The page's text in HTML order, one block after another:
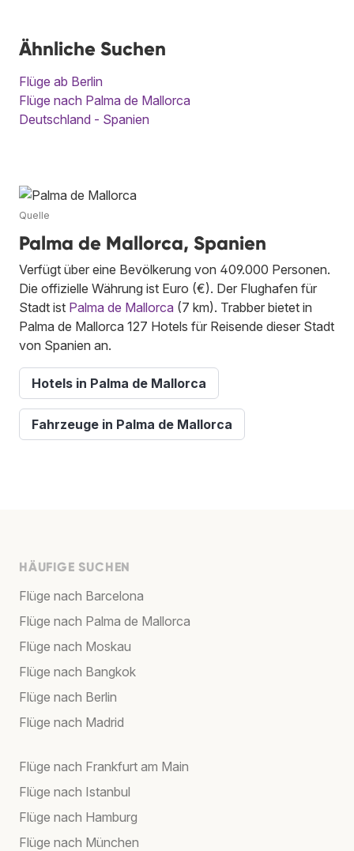
Ähnliche Suchen
Flüge ab Berlin
Flüge nach Palma de Mallorca
Deutschland - Spanien
Quelle
Palma de Mallorca, Spanien
Verfügt über eine Bevölkerung von 409.000 Personen.
Die offizielle Währung ist Euro (€). Der Flughafen für
Stadt ist Palma de Mallorca (7 km). Trabber bietet in
Palma de Mallorca 127 Hotels für Reisende dieser Stadt
von Spanien an.
Hotels in Palma de Mallorca
Fahrzeuge in Palma de Mallorca
HÄUFIGE SUCHEN
Flüge nach Barcelona
Flüge nach Palma de Mallorca
Flüge nach Moskau
Flüge nach Bangkok
Flüge nach Berlin
Flüge nach Madrid
Flüge nach Frankfurt am Main
Flüge nach Istanbul
Flüge nach Hamburg
Flüge nach München